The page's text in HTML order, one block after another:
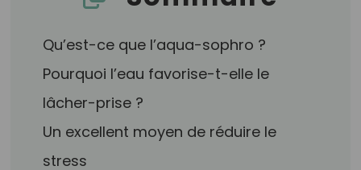
Qu’est-ce que l’aqua-sophro ?
Pourquoi l’eau favorise-t-elle le
lâcher-prise ?
Un excellent moyen de réduire le
stress